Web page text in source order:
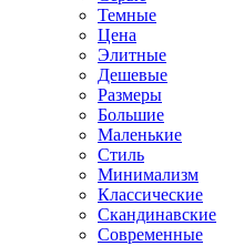
Темные
Цена
Элитные
Дешевые
Размеры
Большие
Маленькие
Стиль
Минимализм
Классические
Скандинавские
Современные